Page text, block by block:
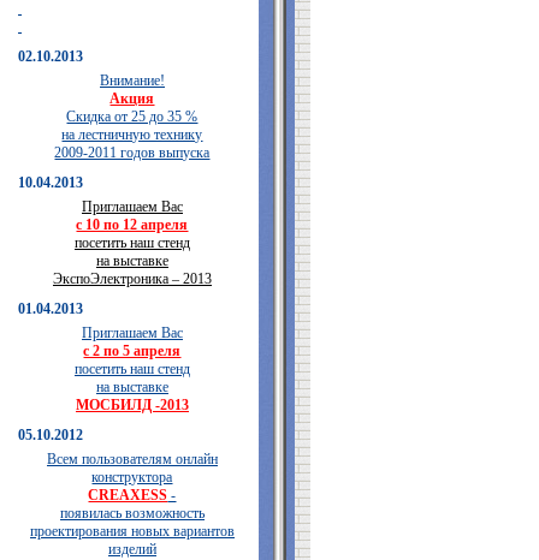
02.10.2013
Внимание!
Акция
Скидка от 25 до 35 %
на лестничную технику
2009-2011 годов выпуска
10.04.2013
Приглашаем Вас
с 10 по 12 апреля
посетить наш стенд
на выставке
ЭкспоЭлектроника – 2013
01.04.2013
Приглашаем Вас
с 2 по 5 апреля
посетить наш стенд
на выставке
МОСБИЛД -2013
05.10.2012
Всем пользователям онлайн
конструктора
CREAXESS -
появилась возможность
проектирования новых вариантов
изделий